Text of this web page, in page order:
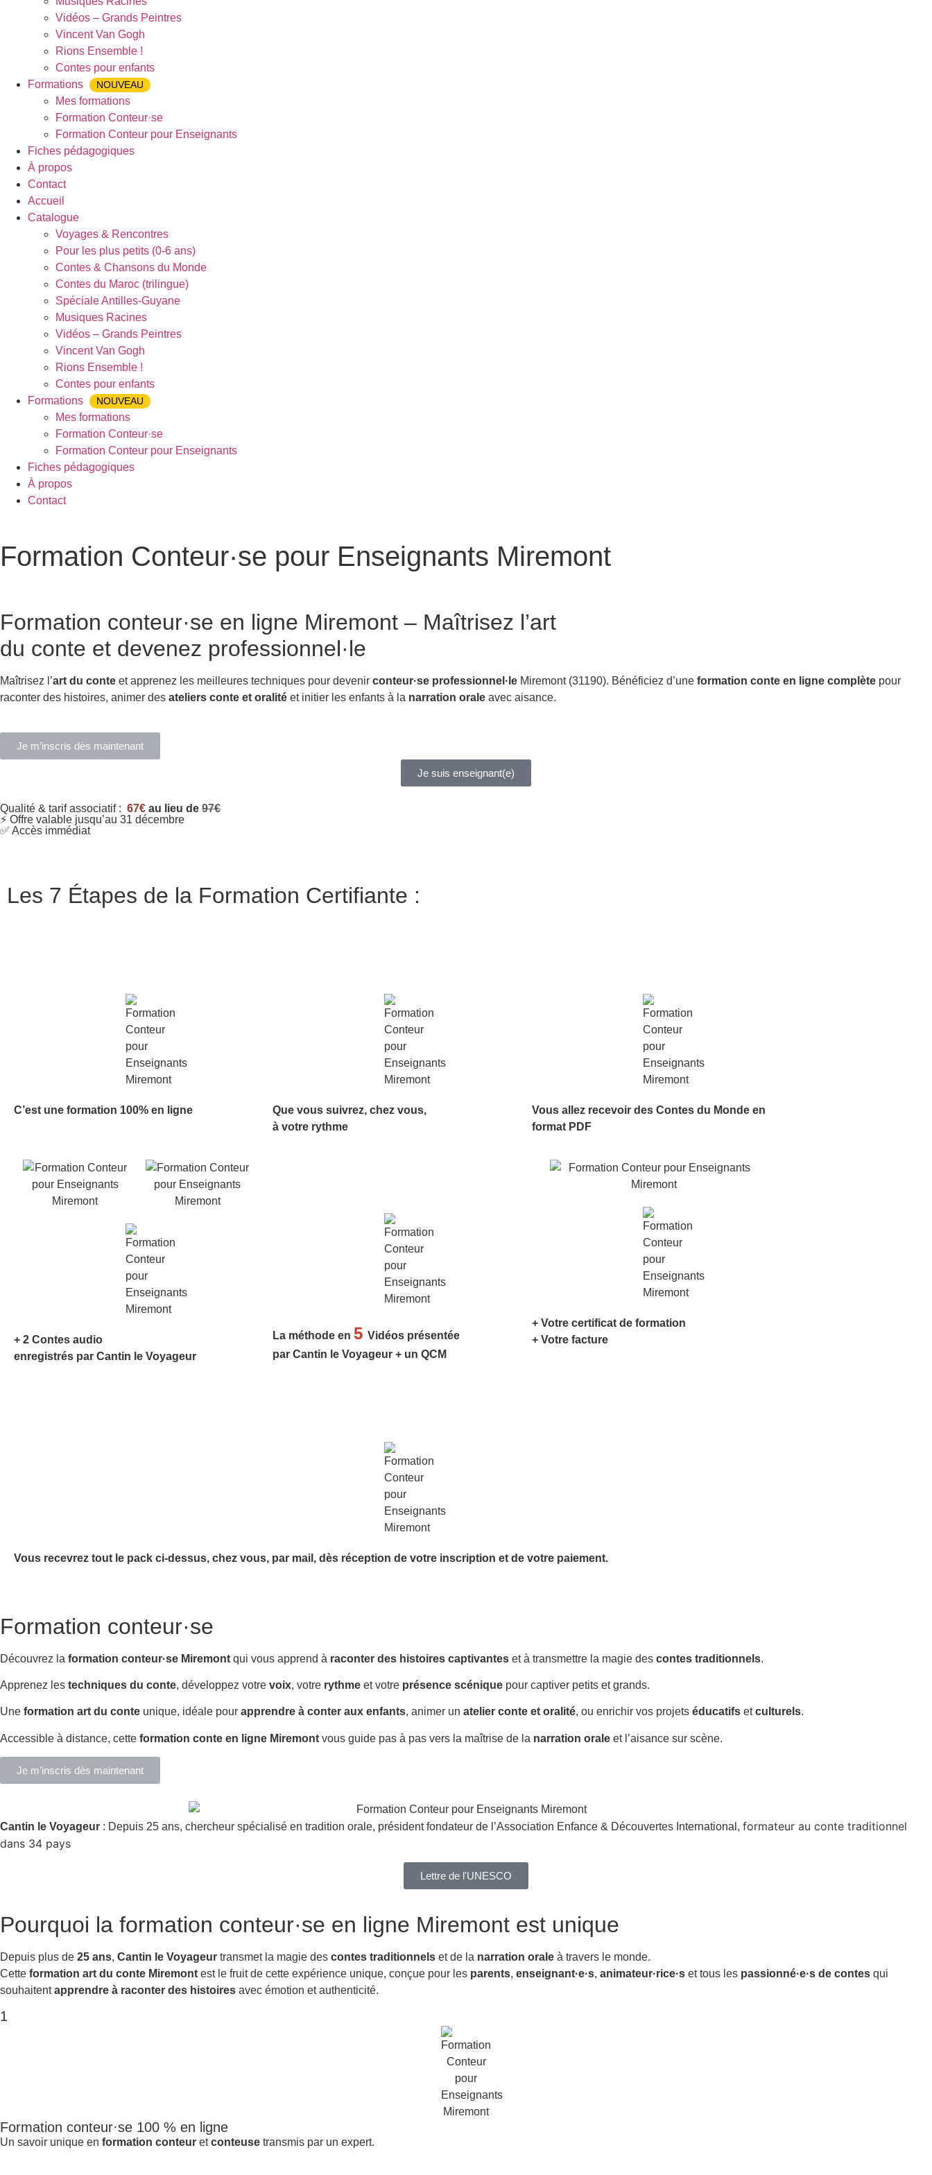
Vidéos – Grands Peintres
Vincent Van Gogh
Rions Ensemble !
Contes pour enfants
Formations
NOUVEAU
Mes formations
Formation Conteur·se
Formation Conteur pour Enseignants
Fiches pédagogiques
À propos
Contact
Accueil
Catalogue
Voyages & Rencontres
Pour les plus petits (0-6 ans)
Contes & Chansons du Monde
Contes du Maroc (trilingue)
Spéciale Antilles-Guyane
Musiques Racines
Vidéos – Grands Peintres
Vincent Van Gogh
Rions Ensemble !
Contes pour enfants
Formations
NOUVEAU
Mes formations
Formation Conteur·se
Formation Conteur pour Enseignants
Fiches pédagogiques
À propos
Contact
Formation Conteur·se pour Enseignants Miremont
Formation conteur·se en ligne Miremont – Maîtrisez l’art
du conte et devenez professionnel·le
Maîtrisez l’art du conte et apprenez les meilleures techniques pour devenir conteur·se professionnel·le Miremont (31190). Bénéficiez d’une formation conte en ligne complète pour
raconter des histoires, animer des ateliers conte et oralité et initier les enfants à la narration orale avec aisance.
Je m’inscris dès maintenant
Je suis enseignant(e)
Qualité & tarif associatif : 67€ au lieu de 97€
⚡ Offre valable jusqu’au 31 décembre
✅ Accès immédiat
Les 7 Étapes de la Formation Certifiante :
C’est une formation 100% en ligne
Que vous suivrez, chez vous,
à votre rythme
Vous allez recevoir des Contes du Monde en
format PDF
+ 2 Contes audio
enregistrés par Cantin le Voyageur
La méthode en5Vidéos présentée
par Cantin le Voyageur + un QCM
+ Votre certificat de formation
+ Votre facture
Vous recevrez tout le pack ci-dessus, chez vous, par mail, dès réception de votre inscription et de votre paiement.
Formation conteur·se
Découvrez la formation conteur·se Miremont qui vous apprend à raconter des histoires captivantes et à transmettre la magie des contes traditionnels.
Apprenez les techniques du conte, développez votre voix, votre rythme et votre présence scénique pour captiver petits et grands.
Une formation art du conte unique, idéale pour apprendre à conter aux enfants, animer un atelier conte et oralité, ou enrichir vos projets éducatifs etculturels.
Accessible à distance, cette formation conte en ligne Miremont vous guide pas à pas vers la maîtrise de la narration orale et l’aisance sur scène.
Je m’inscris dès maintenant
Cantin le Voyageur : Depuis 25 ans, chercheur spécialisé en tradition orale, président fondateur de l’Association Enfance & Découvertes International, formateur au conte traditionnel
dans 34 pays
Lettre de l'UNESCO
Pourquoi la formation conteur·se en ligne Miremont est unique
Depuis plus de 25 ans, Cantin le Voyageur transmet la magie des contes traditionnels et de la narration orale à travers le monde.
Cette formation art du conte Miremont est le fruit de cette expérience unique, conçue pour les parents, enseignant·e·s, animateur·rice·s et tous les passionné·e·s de contes qui
souhaitentapprendre à raconter des histoires avec émotion et authenticité.
1
Formation conteur·se 100 % en ligne
Un savoir unique en formation conteur etconteuse transmis par un expert.